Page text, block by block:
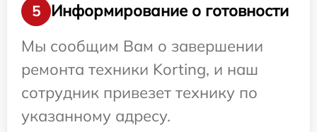
5
Информирование о готовности
Мы сообщим Вам о завершении
ремонта техники Korting, и наш
сотрудник привезет технику по
указанному адресу.